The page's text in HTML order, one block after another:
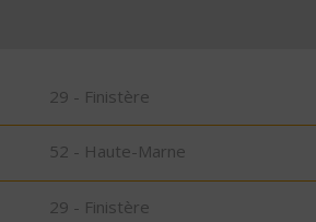
29 - Finistère
52 - Haute-Marne
29 - Finistère